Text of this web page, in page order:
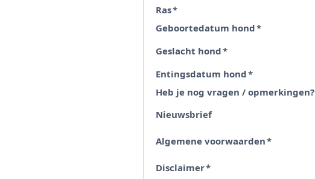
Ras*
Geboortedatum hond*
Geslacht hond*
Entingsdatum hond*
Heb je nog vragen / opmerkingen?
Nieuwsbrief
Algemene voorwaarden*
Disclaimer*